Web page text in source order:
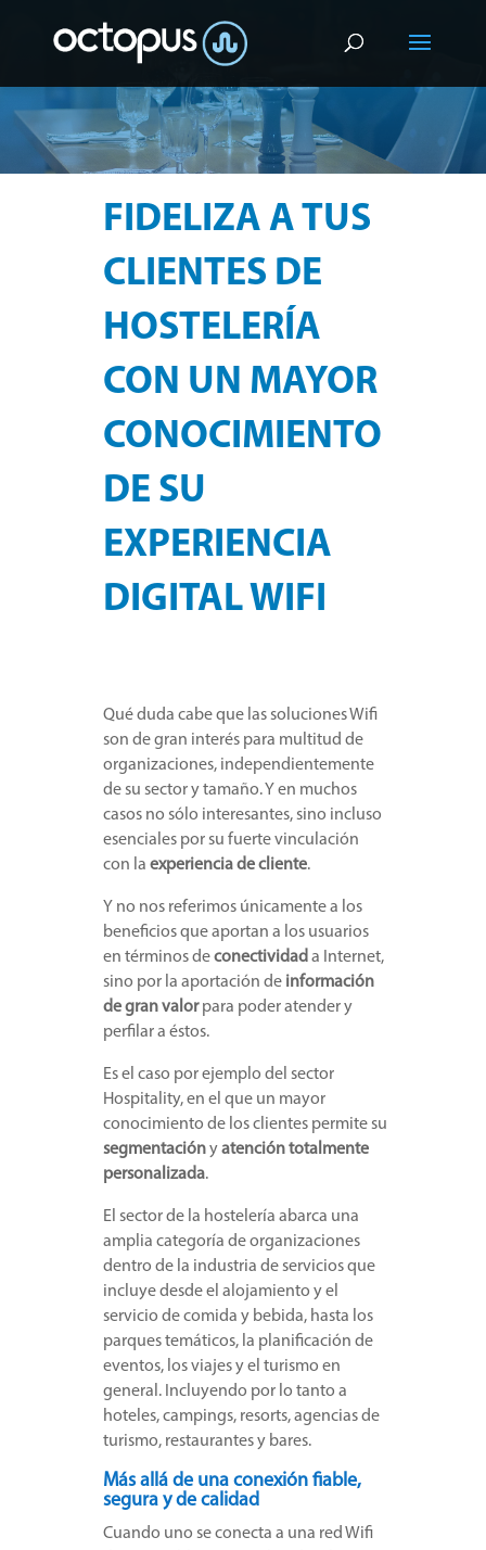
FIDELIZA A TUS
CLIENTES DE
HOSTELERÍA
CON UN MAYOR
CONOCIMIENTO
DE SU
EXPERIENCIA
DIGITAL WIFI
Qué duda cabe que las soluciones Wifi
son de gran interés para multitud de
organizaciones, independientemente
de su sector y tamaño. Y en muchos
casos no sólo interesantes, sino incluso
esenciales por su fuerte vinculación
con la experiencia de cliente.
Y no nos referimos únicamente a los
beneficios que aportan a los usuarios
en términos deconectividad a Internet,
sino por la aportación de información
de gran valorpara poder atender y
perfilar a éstos.
Es el caso por ejemplo del sector
Hospitality, en el que un mayor
conocimiento de los clientes permite su
segmentaciónyatención totalmente
personalizada.
El sector de la hostelería abarca una
amplia categoría de organizaciones
dentro de la industria de servicios que
incluye desde el alojamiento y el
servicio de comida y bebida, hasta los
parques temáticos, la planificación de
eventos, los viajes y el turismo en
general. Incluyendo por lo tanto a
hoteles, campings, resorts, agencias de
turismo, restaurantes y bares.
Más allá de una conexión fiable,
segura y de calidad
Cuando uno se conecta a una red Wifi